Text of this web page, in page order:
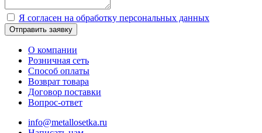
Я согласен на обработку персональных данных
Отправить заявку
О компании
Розничная сеть
Способ оплаты
Возврат товара
Договор поставки
Вопрос-ответ
info@metallosetka.ru